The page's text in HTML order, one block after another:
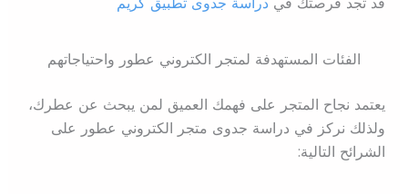
الفئات المستهدفة لمتجر الكتروني عطور واحتياجاتهم
يعتمد نجاح المتجر على فهمك العميق لمن يبحث عن عطرك،
ولذلك نركز في دراسة جدوى متجر الكتروني عطور على
الشرائح التالية: